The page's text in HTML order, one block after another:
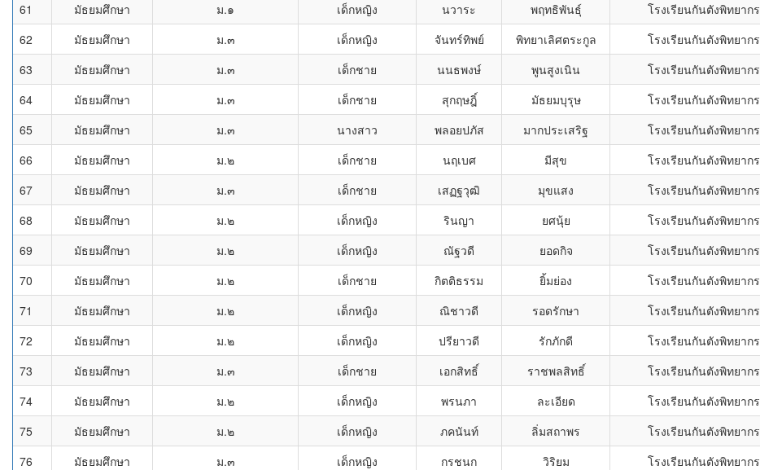
61
มัธยมศึกษา ม.๑ เด็กหญิง นวาระ พฤทธิพันธุ์ โรงเรียนกันตังพิทยากร
62
มัธยมศึกษา ม.๓ เด็กหญิง จันทร์ทิพย์ พิทยาเลิศตระกูล โรงเรียนกันตังพิทยากร
63
มัธยมศึกษา ม.๓ เด็กชาย นนธพงษ์ พูนสูงเนิน โรงเรียนกันตังพิทยากร
64
มัธยมศึกษา ม.๓ เด็กชาย สุกฤษฎิ์ มัธยมบุรุษ โรงเรียนกันตังพิทยากร
65
มัธยมศึกษา ม.๓ นางสาว พลอยปภัส มากประเสริฐ โรงเรียนกันตังพิทยากร
66
มัธยมศึกษา ม.๒ เด็กชาย นฤเบศ มีสุข โรงเรียนกันตังพิทยากร
67
มัธยมศึกษา ม.๓ เด็กชาย เสฏฐวุฒิ มุขแสง โรงเรียนกันตังพิทยากร
68
มัธยมศึกษา ม.๒ เด็กหญิง รินญา ยศนุ้ย โรงเรียนกันตังพิทยากร
69
มัธยมศึกษา ม.๒ เด็กหญิง ณัฐวดี ยอดกิจ โรงเรียนกันตังพิทยากร
70
มัธยมศึกษา ม.๒ เด็กชาย กิตติธรรม ยิ้มย่อง โรงเรียนกันตังพิทยากร
71
มัธยมศึกษา ม.๒ เด็กหญิง ณิชาวดี รอดรักษา โรงเรียนกันตังพิทยากร
72
มัธยมศึกษา ม.๒ เด็กหญิง ปรียาวดี รักภักดี โรงเรียนกันตังพิทยากร
73
มัธยมศึกษา ม.๓ เด็กชาย เอกสิทธิ์ ราชพลสิทธิ์ โรงเรียนกันตังพิทยากร
74
มัธยมศึกษา ม.๒ เด็กหญิง พรนภา ละเอียด โรงเรียนกันตังพิทยากร
75
มัธยมศึกษา ม.๒ เด็กหญิง ภคนันท์ ลิ่มสถาพร โรงเรียนกันตังพิทยากร
76
มัธยมศึกษา ม.๓ เด็กหญิง กรชนก วิริยม โรงเรียนกันตังพิทยากร